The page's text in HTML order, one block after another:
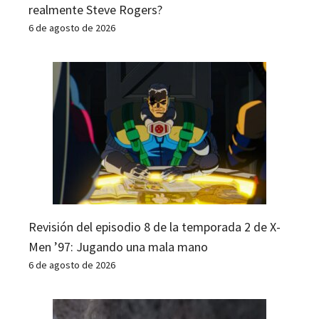
realmente Steve Rogers?
6 de agosto de 2026
Revisión del episodio 8 de la temporada 2 de X-
Men ’97: Jugando una mala mano
6 de agosto de 2026